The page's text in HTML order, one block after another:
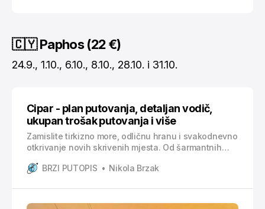
🇨🇾 Paphos (22 €)
24.9., 1.10., 6.10., 8.10., 28.10. i 31.10.
Cipar - plan putovanja, detaljan vodič,
ukupan trošak putovanja i više
Zamislite tirkizno more, odličnu hranu i svakodnevno
otkrivanje novih skrivenih mjesta. Od šarmantnih
valu. Ovaj plan putovanja vam pruža sve potrebne
putovanja pokriva: * Detalje o letu, smještaju i
rentanju automobila * Detaljan itinerar za 5
BRZI PUTOPIS Nikola Brzak